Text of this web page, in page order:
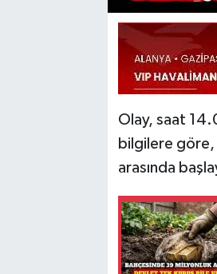
Olay, saat
bilgilere göre,
arasında